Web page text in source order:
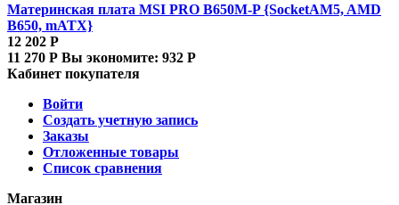
Материнская плата MSI PRO B650M-P {SocketAM5, AMD
B650, mATX}
12 202 Р
11 270 Р Вы экономите: 932 Р
Кабинет покупателя
Войти
Создать учетную запись
Заказы
Отложенные товары
Список сравнения
Магазин